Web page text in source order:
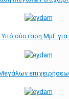
Υπό σύσταση ΜμΕ